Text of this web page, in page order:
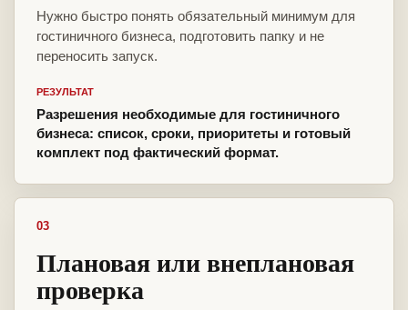
Нужно быстро понять обязательный минимум для
гостиничного бизнеса, подготовить папку и не
переносить запуск.
РЕЗУЛЬТАТ
Разрешения необходимые для гостиничного
бизнеса: список, сроки, приоритеты и готовый
комплект под фактический формат.
03
Плановая или внеплановая
проверка